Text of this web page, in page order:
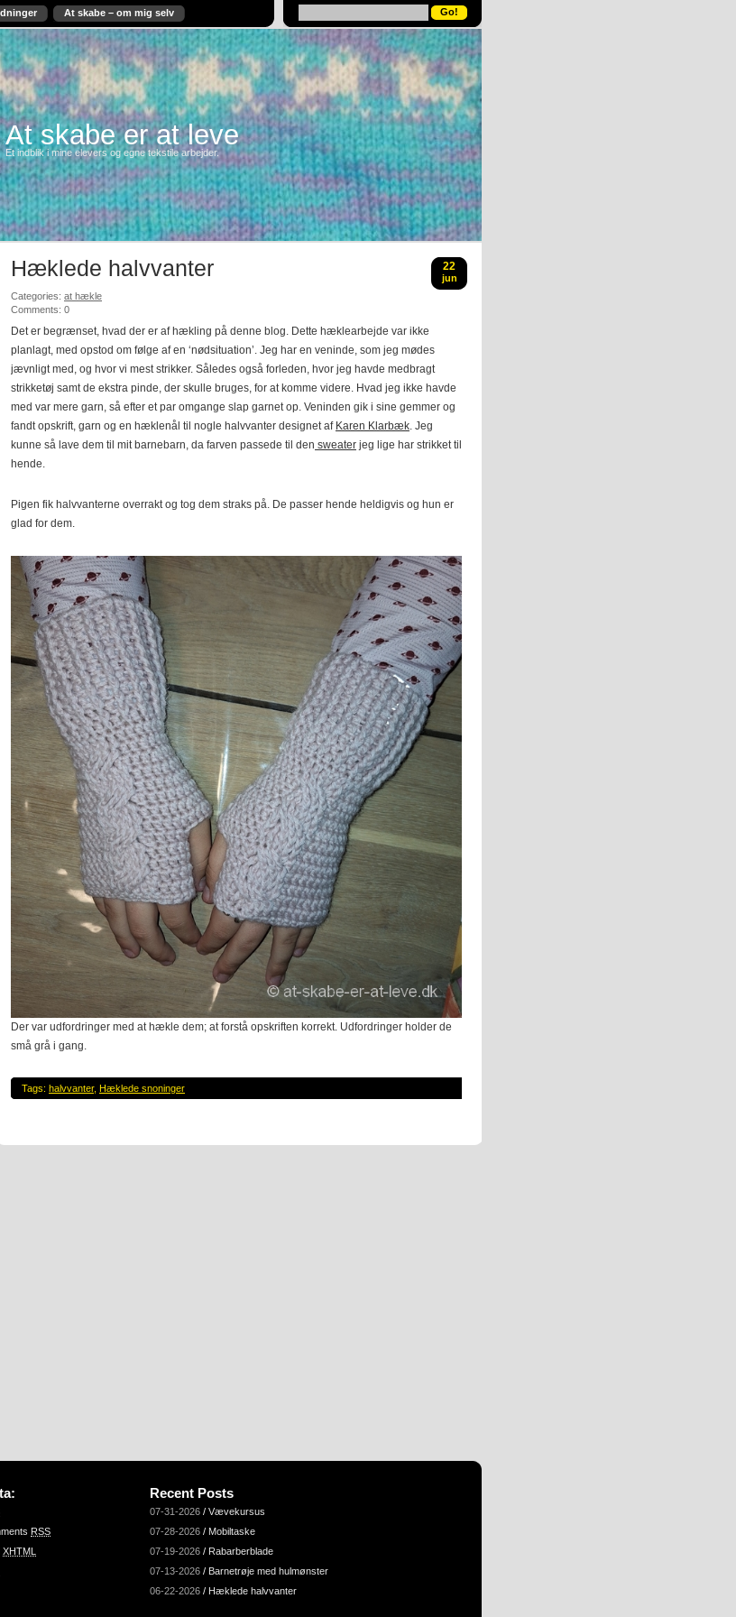
At skabe – om mig selv
At skabe er at leve
Et indblik i mine elevers og egne tekstile arbejder.
Hæklede halvvanter 22
jun
Categories: at hækle
Comments: 0
Det er begrænset, hvad der er af hækling på denne blog. Dette hæklearbejde var ikke
planlagt, med opstod om følge af en ‘nødsituation’. Jeg har en veninde, som jeg mødes
jævnligt med, og hvor vi mest strikker. Således også forleden, hvor jeg havde medbragt
strikketøj samt de ekstra pinde, der skulle bruges, for at komme videre. Hvad jeg ikke havde
med var mere garn, så efter et par omgange slap garnet op. Veninden gik i sine gemmer og
fandt opskrift, garn og en hæklenål til nogle halvvanter designet af Karen Klarbæk. Jeg
kunne så lave dem til mit barnebarn, da farven passede til den sweater jeg lige har strikket til
hende.
Pigen fik halvvanterne overrakt og tog dem straks på. De passer hende heldigvis og hun er
glad for dem.
Der var udfordringer med at hækle dem; at forstå opskriften korrekt. Udfordringer holder de
små grå i gang.
Tags: halvvanter, Hæklede snoninger
RSS
XHTML
Recent Posts
07-31-2026 / Vævekursus
07-28-2026 / Mobiltaske
07-19-2026 / Rabarberblade
07-13-2026 / Barnetrøje med hulmønster
06-22-2026 / Hæklede halvvanter